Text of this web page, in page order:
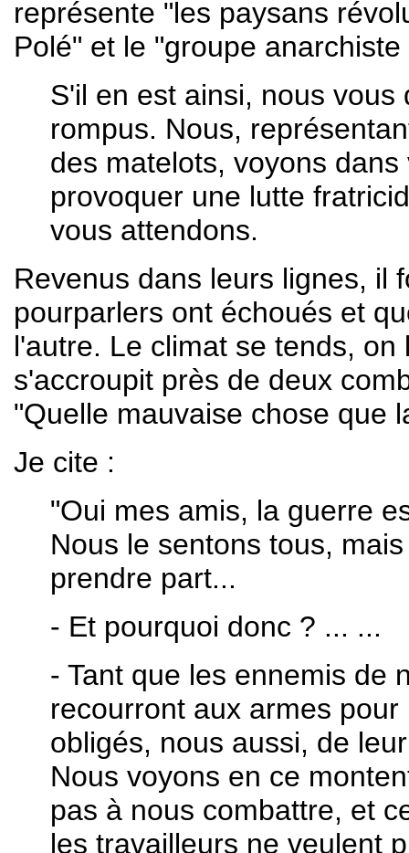
représente "les paysans
Polé" et le "groupe
S'il en est ainsi, nous
rompus. Nous,
des matelots, voyons
provoquer une lutte
vous attendons.
Revenus dans leurs lignes, il
pourparlers ont échoués et
l'autre. Le climat se tends,
s'accroupit près de deux
"Quelle mauvaise chose que
Je cite :
"Oui mes amis, la guerre
Nous le sentons tous,
prendre part...
- Et pourquoi donc ? ... ...
- Tant que les ennemis de
recourront aux armes
obligés, nous aussi, de
Nous voyons en ce
pas à nous combattre, et
les travailleurs ne veulent